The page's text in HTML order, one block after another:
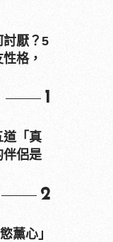
討厭？5
格，
1
道「真
伴侶是
2
薰心」